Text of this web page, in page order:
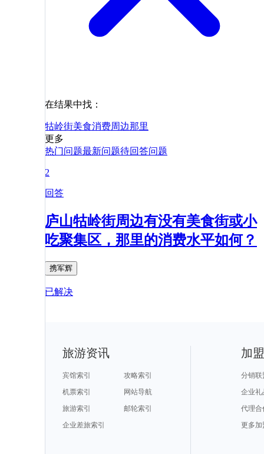
在结果中找：
牯岭街美食消费周边那里
更多
热门问题最新问题待回答问题
2
回答
庐山牯岭街周边有没有美食街或小
吃聚集区，那里的消费水平如何？
携军辉
已解决
旅游资讯
宾馆索引
攻略索引
机票索引
网站导航
旅游索引
邮轮索引
企业差旅索引
加
分销联
企业礼
代理合
更多加